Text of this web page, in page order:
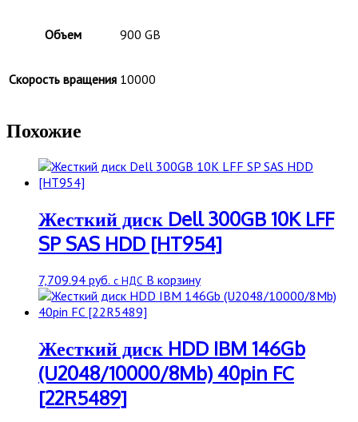
Объем 900 GB
Скорость вращения 10000
Похожие
Жесткий диск Dell 300GB 10K LFF
SP SAS HDD [HT954]
7,709.94 руб. с НДС В корзину
Жесткий диск HDD IBM 146Gb
(U2048/10000/8Mb) 40pin FC
[22R5489]